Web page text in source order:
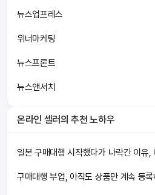
뉴스업프레스
위너마케팅
뉴스프론트
뉴스앤서치
온라인 셀러의 추천 노하우
구매대행 부업, 아직도 상품만 계속 등